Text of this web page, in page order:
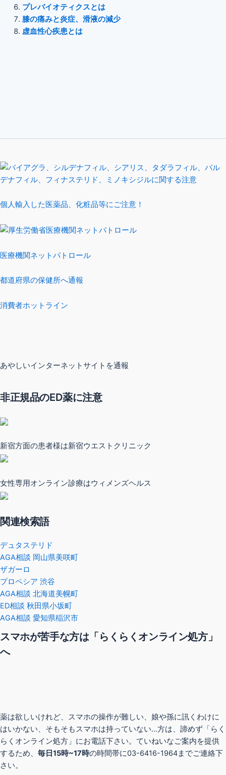
プレバイオティクスとは
膝の痛みと炎症、滑液の減少
虚血性心疾患とは
個人輸入した医薬品、化粧品等にご注意！
医療機関ネットパトロール
都道府県の保健所へ通報
消費者ホットライン
あやしいインターネットサイトを通報
非正規品のED薬に注意
新宿方面の患者様は新宿ウエストクリニック
女性専用オンライン診療はウィメンズヘルス
関連検索語
デュタステリド
AGA相談 岡山県美咲町
ザガーロ
プロペシア 渋谷
AGA相談 北海道美幌町
ED相談 秋田県小坂町
AGA相談 愛知県稲沢市
スマホが苦手な方は「らくらくオンライン処方」
へ
薬は欲しいけれど、スマホの操作が難しい、娘や孫に訊くわけに
はいかない、そもそもスマホは持っていない…方は、諦めず「らく
らくオンライン処方」にお電話下さい。ていねいなご案内を提供
するため、 毎日15時~17時の時間帯に03-6416-1964までご連絡下
さい。